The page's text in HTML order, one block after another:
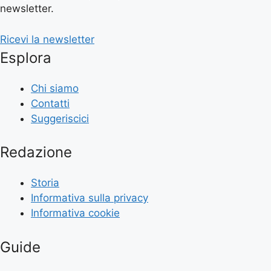
newsletter.
Ricevi la newsletter
Esplora
Chi siamo
Contatti
Suggeriscici
Redazione
Storia
Informativa sulla privacy
Informativa cookie
Guide